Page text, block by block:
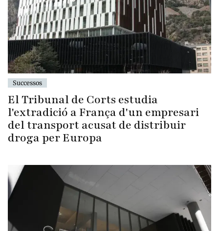
Successos
El Tribunal de Corts estudia
l'extradició a França d'un empresari
del transport acusat de distribuir
droga per Europa